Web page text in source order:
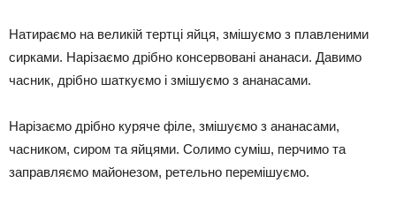
Натираємо на великій тертці яйця, змішуємо з плавленими
сирками. Нарізаємо дрібно консервовані ананаси. Давимо
часник, дрібно шаткуємо і змішуємо з ананасами.
Нарізаємо дрібно куряче філе, змішуємо з ананасами,
часником, сиром та яйцями. Солимо суміш, перчимо та
заправляємо майонезом, ретельно перемішуємо.